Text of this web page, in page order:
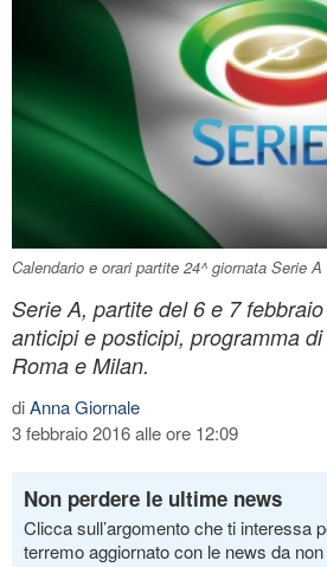
Calendario e orari partite 24^ giornata Serie A
Serie A, partite del 6 e 7
anticipi e posticipi, programma
Roma e Milan.
diAnna Giornale
3 febbraio 2016 alle ore 12:09
Non perdere le ultime news
Clicca sull’argomento che ti interessa
terremo aggiornato con le news da